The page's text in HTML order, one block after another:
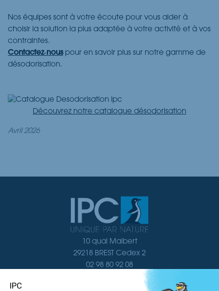
Nos équipes sont à votre écoute pour vous aider à
choisir la solution la plus adaptée à votre activité et à vos
contraintes.
Contactez‑nouspour en savoir plus sur notre gamme de
désodorisation.
Découvrez notre catalogue désodorisation
avril 2026
10 quai Malbert
29218 BREST Cedex 2
02 98 80 92 08